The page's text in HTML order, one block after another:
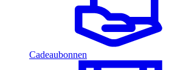
Cadeaubonnen